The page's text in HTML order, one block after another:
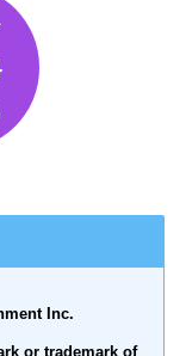
Inc.
or trademark of